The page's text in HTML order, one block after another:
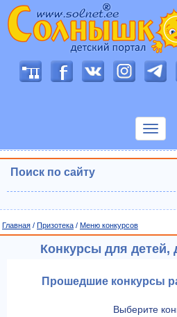
Показать
Поиск по сайту
Главная / Призотека / Меню конкурсов
Конкурсы для детей,
Прошедшие конкурсы
Выберите